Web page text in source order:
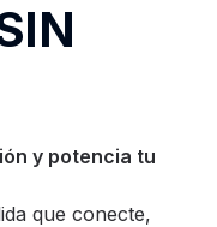
y potencia tu
que conecte,